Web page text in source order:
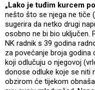
„Lako je tuđim kurcem
nešto što se njega ne tiče
sugerira da netko drugi
osobno ne bi bio uključen.
NK radnik s 39 godina
za povećanje broja godina
koji odlučuju o njegovoj
donose odluke koje se niti
obzirom će tijekom